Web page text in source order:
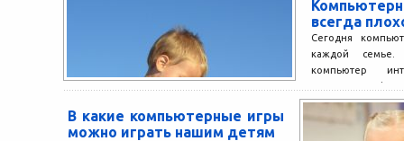
всегда
Сегодня
каждой
компьютер
источника
принять...
В какие компьютерные игры
можно играть нашим детям